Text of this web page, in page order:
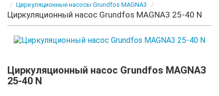
Циркуляционные насосы Grundfos MAGNA3
Циркуляционный насос Grundfos MAGNA3 25-40 N
Циркуляционный насос Grundfos MAGNA3
25-40 N